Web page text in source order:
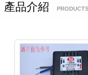
產品介紹 PRODUCTS